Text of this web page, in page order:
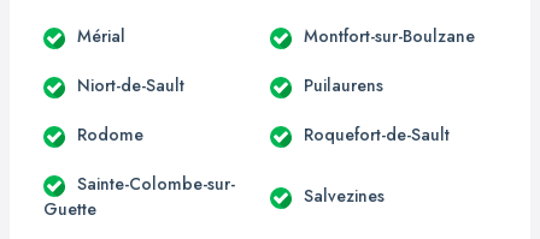
Mérial Montfort-sur-Boulzane
Niort-de-Sault Puilaurens
Rodome Roquefort-de-Sault
Sainte-Colombe-sur-
Guette
Salvezines